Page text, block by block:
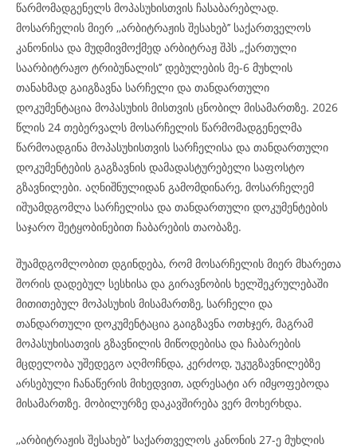
წარმომადგენელს მოპასუხისთვის ჩასაბარებლად.
მოსარჩელის მიერ ,,არბიტრაჟის შესახებ’’ საქართველოს
კანონისა და მუდმივმოქმედ არბიტრაჟ შპს „ქართული
საარბიტრაჟო ტრიბუნალის’’ დებულების მე-6 მუხლის
თანახმად გაიგზავნა სარჩელი და თანდართული
დოკუმენტაცია მოპასუხის მისთვის ცნობილ მისამართზე. 2026
წლის 24 თებერვალს მოსარჩელის წარმომადგენელმა
წარმოადგინა მოპასუხისთვის სარჩელისა და თანდართული
დოკუმენტების გაგზავნის დამადასტურებელი საფოსტო
გზავნილები. აღნიშნულიდან გამომდინარე, მოსარჩელემ
იშუამდგომლა სარჩელისა და თანდართული დოკუმენტების
საჯარო შეტყობინებით ჩაბარების თაობაზე.
შუამდგომლობით დგინდება, რომ მოსარჩელის მიერ მხარეთა
შორის დადებულ სესხისა და გირავნობის ხელშეკრულებაში
მითითებულ მოპასუხის მისამართზე, სარჩელი და
თანდართული დოკუმენტაცია გაიგზავნა ოთხჯერ, მაგრამ
მოპასუხისათვის გზავნილის მიწოდებისა და ჩაბარების
მცდელობა უშედეგო აღმოჩნდა, კერძოდ, უკუგზავნილებზე
არსებული ჩანაწერის მიხედვით, ადრესატი არ იმყოფებოდა
მისამართზე. მობილურზე დაკავშირება ვერ მოხერხდა.
,,არბიტრაჟის შესახებ’’ საქართველოს კანონის 27-ე მუხლის